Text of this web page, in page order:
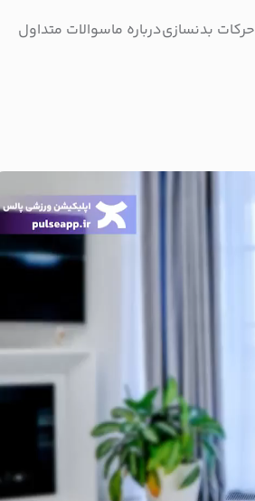
حرکات بدنسازیدرباره ماسوالات متداول